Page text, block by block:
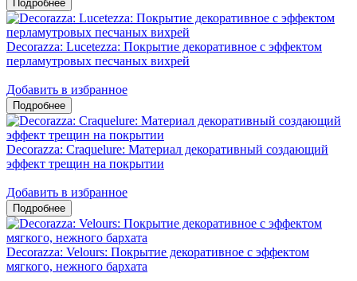
Decorazza: Lucetezza: Покрытие декоративное с эффектом
перламутровых песчаных вихрей
Добавить в избранное
Decorazza: Craquelure: Материал декоративный создающий
эффект трещин на покрытии
Добавить в избранное
Decorazza: Velours: Покрытие декоративное с эффектом
мягкого, нежного бархата